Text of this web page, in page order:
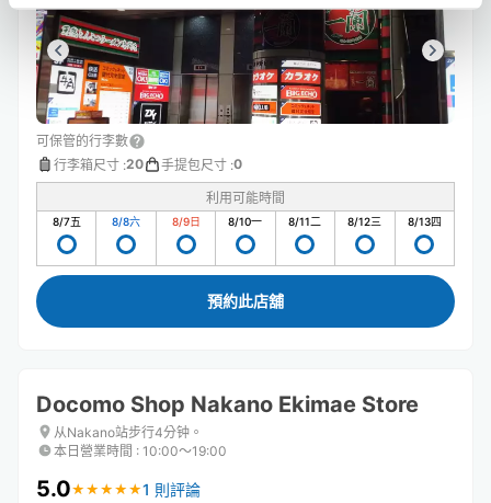
可保管的行李數
行李箱尺寸 :20 手提包尺寸 :0
利用可能時間
8/7五 8/8六 8/9日 8/10一 8/11二 8/12三 8/13四
預約此店舖
Docomo Shop Nakano Ekimae Store
从Nakano站步行4分钟。
本日營業時間 : 10:00〜19:00
5.0★ ★ ★ ★ ★
★ ★ ★ ★ ★1 則評論